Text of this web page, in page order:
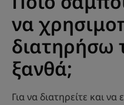
να
διατηρήσω
ξανθά;
Για να διατηρείτε και